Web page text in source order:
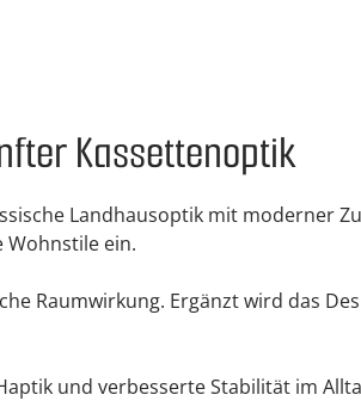
Kassettenoptik
Landhausoptik mit moderner
ein.
Raumwirkung. Ergänzt wird das
und verbesserte Stabilität im